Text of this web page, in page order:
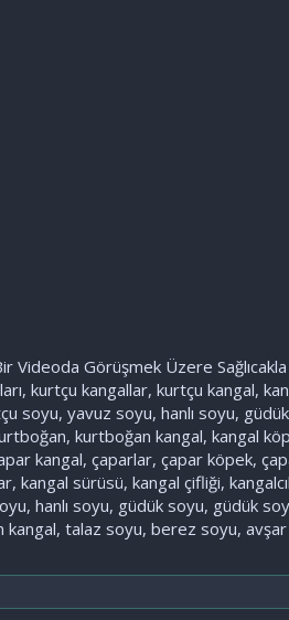
Videoda Görüşmek Üzere
kurtçu kangallar, kurtçu kangal,
soyu, yavuz soyu, hanlı soyu,
kurtboğan kangal, kangal
kangal, çaparlar, çapar köpek,
kangal sürüsü, kangal çifliği,
hanlı soyu, güdük soyu, güdük
kangal, talaz soyu, berez soyu,